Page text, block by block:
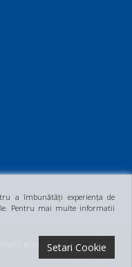
și condiții
Politica
a îmbunătăți experiența de
Pentru mai multe informatii
Setari Cookie